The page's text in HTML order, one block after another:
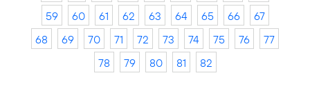
59
60 61 62 63 64 65 66
67
68
69 70 71 72 73 74 75 76
77
78
79 80 81 82